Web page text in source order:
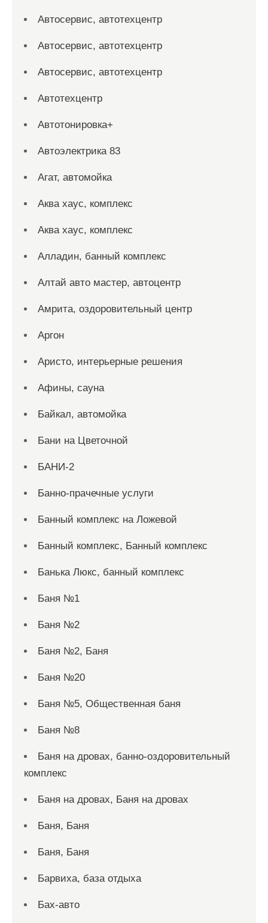
Автосервис, автотехцентр
Автосервис, автотехцентр
Автосервис, автотехцентр
Автотехцентр
Автотонировка+
Автоэлектрика 83
Агат, автомойка
Аква хаус, комплекс
Аква хаус, комплекс
Алладин, банный комплекс
Алтай авто мастер, автоцентр
Амрита, оздоровительный центр
Аргон
Аристо, интерьерные решения
Афины, сауна
Байкал, автомойка
Бани на Цветочной
БАНИ-2
Банно-прачечные услуги
Банный комплекс на Ложевой
Банный комплекс, Банный комплекс
Банька Люкс, банный комплекс
Баня №1
Баня №2
Баня №2, Баня
Баня №20
Баня №5, Общественная баня
Баня №8
Баня на дровах, банно-оздоровительный
комплекс
Баня на дровах, Баня на дровах
Баня, Баня
Баня, Баня
Барвиха, база отдыха
Бах-авто